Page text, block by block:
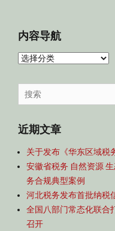
内容导航
内
导
航
Search
for:
近期文章
关于发布《华东区域税
安徽省税务 自然资源
务合规典型案例
河北税务发布首批纳税
全国八部门常态化联合
召开